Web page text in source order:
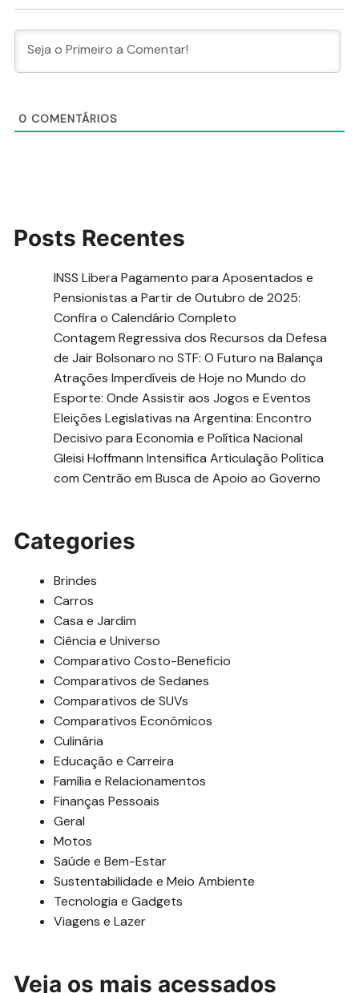
0 COMENTÁRIOS
Posts Recentes
INSS Libera Pagamento para Aposentados e
Pensionistas a Partir de Outubro de 2025:
Confira o Calendário Completo
Contagem Regressiva dos Recursos da Defesa
de Jair Bolsonaro no STF: O Futuro na Balança
Atrações Imperdíveis de Hoje no Mundo do
Esporte: Onde Assistir aos Jogos e Eventos
Eleições Legislativas na Argentina: Encontro
Decisivo para Economia e Política Nacional
Gleisi Hoffmann Intensifica Articulação Política
com Centrão em Busca de Apoio ao Governo
Categories
Brindes
Carros
Casa e Jardim
Ciência e Universo
Comparativo Costo-Beneficio
Comparativos de Sedanes
Comparativos de SUVs
Comparativos Econômicos
Culinária
Educação e Carreira
Família e Relacionamentos
Finanças Pessoais
Geral
Motos
Saúde e Bem-Estar
Sustentabilidade e Meio Ambiente
Tecnologia e Gadgets
Viagens e Lazer
Veja os mais acessados